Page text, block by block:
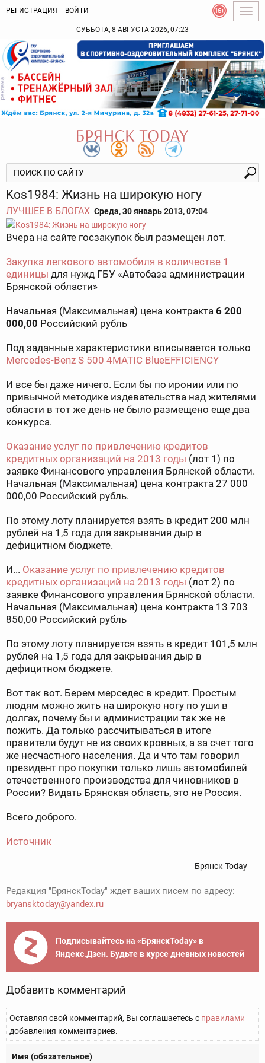
РЕГИСТРАЦИЯ ВОЙТИ
СУББОТА, 8 АВГУСТА 2026, 07:23
Kos1984: Жизнь на широкую ногу
ЛУЧШЕЕ В БЛОГАХ Среда, 30 январь 2013, 07:04
Вчера на сайте госзакупок был размещен лот.
Закупка легкового автомобиля в количестве 1
единицы для нужд ГБУ «Автобаза администрации
Брянской области»
Начальная (Максимальная) цена контракта 6 200
000,00 Российский рубль
Под заданные характеристики вписывается только
Mercedes-Benz S 500 4MATIC BlueEFFICIENCY
И все бы даже ничего. Если бы по иронии или по
привычной методике издевательства над жителями
области в тот же день не было размещено еще два
конкурса.
Оказание услуг по привлечению кредитов
кредитных организаций на 2013 годы (лот 1) по
заявке Финансового управления Брянской области.
Начальная (Максимальная) цена контракта 27 000
000,00 Российский рубль.
По этому лоту планируется взять в кредит 200 млн
рублей на 1,5 года для закрывания дыр в
дефицитном бюджете.
И... Оказание услуг по привлечению кредитов
кредитных организаций на 2013 годы (лот 2) по
заявке Финансового управления Брянской области.
Начальная (Максимальная) цена контракта 13 703
850,00 Российский рубль
По этому лоту планируется взять в кредит 101,5 млн
рублей на 1,5 года для закрывания дыр в
дефицитном бюджете.
Вот так вот. Берем мерседес в кредит. Простым
людям можно жить на широкую ногу по уши в
долгах, почему бы и администрации так же не
пожить. Да только рассчитываться в итоге
правители будут не из своих кровных, а за счет того
же несчастного населения. Да и что там говорил
президент про покупки только лишь автомобилей
отечественного производства для чиновников в
России? Видать Брянская область, это не Россия.
Всего доброго.
Источник
Брянск Today
Редакция "БрянскToday" ждет ваших писем по адресу:
bryansktoday@yandex.ru
Подписывайтесь на «БрянскToday» в
Яндекс.Дзен. Будьте в курсе дневных новостей
Добавить комментарий
Оставляя свой комментарий, Вы соглашаетесь с правилами
добавления комментариев.
Имя (обязательное)